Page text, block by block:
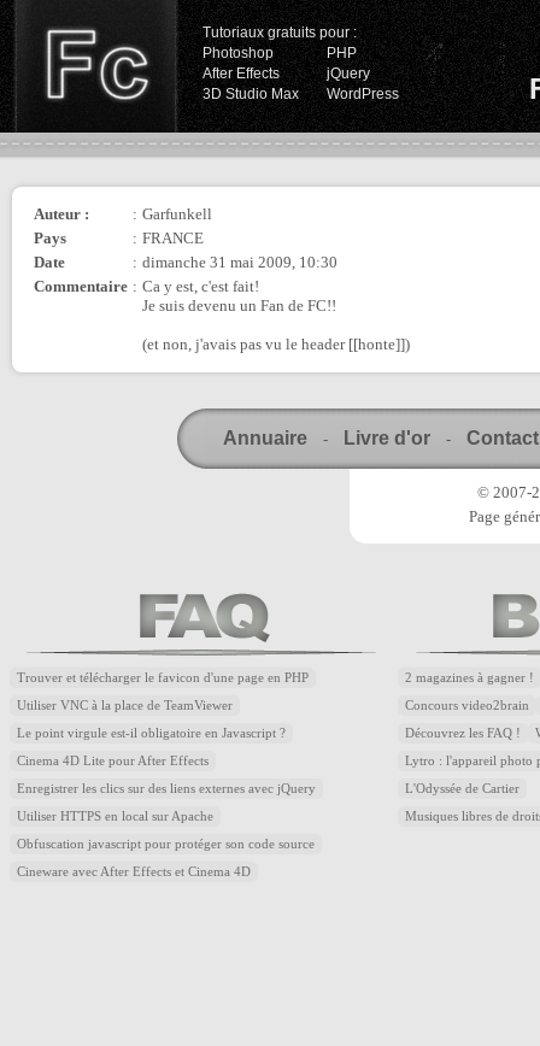
Tutoriaux gratuits pour :
Photoshop
PHP
After Effects
jQuery
3D Studio Max
WordPress
Auteur : : Garfunkell
Pays
: FRANCE
Date
: dimanche 31 mai 2009, 10:30
Commentaire : Ca y est, c'est fait!
Je suis devenu un Fan de FC!!
(et non, j'avais pas vu le header [[honte]])
Annuaire - Livre d'or - Contact
© 2007-
Page
Trouver et télécharger le favicon d'une page en PHP
Utiliser VNC à la place de TeamViewer
Le point virgule est-il obligatoire en Javascript ?
Cinema 4D Lite pour After Effects
Enregistrer les clics sur des liens externes avec jQuery
Utiliser HTTPS en local sur Apache
Obfuscation javascript pour protéger son code source
Cineware avec After Effects et Cinema 4D
2 magazines à gagner !
Concours video2brain
Découvrez les FAQ !
Lytro : l'appareil photo
L'Odyssée de Cartier
Musiques libres de